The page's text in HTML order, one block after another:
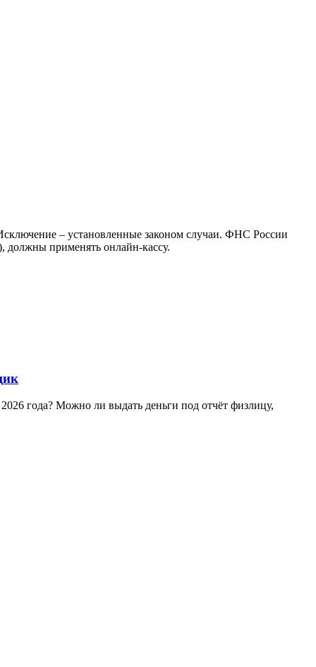
– установленные законом случаи. ФНС России
должны применять онлайн-кассу.
года? Можно ли выдать деньги под отчёт физлицу,